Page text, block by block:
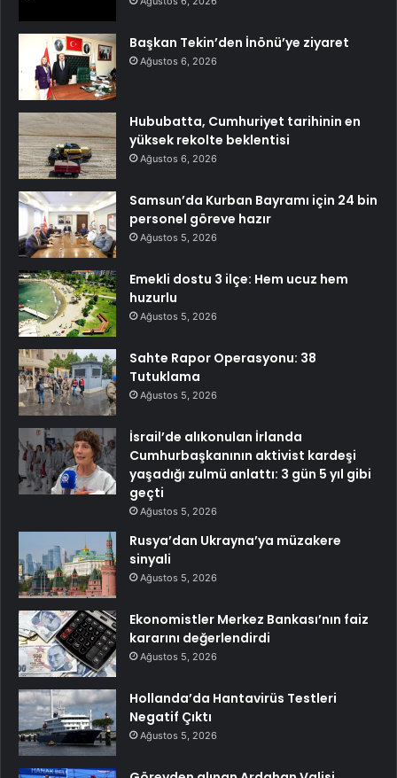
Başkan Tekin’den İnönü’ye ziyaret
Ağustos 6, 2026
Hububatta, Cumhuriyet tarihinin en
yüksek rekolte beklentisi
Ağustos 6, 2026
Samsun’da Kurban Bayramı için 24 bin
personel göreve hazır
Ağustos 5, 2026
Emekli dostu 3 ilçe: Hem ucuz hem
huzurlu
Ağustos 5, 2026
Sahte Rapor Operasyonu: 38
Tutuklama
Ağustos 5, 2026
İsrail’de alıkonulan İrlanda
Cumhurbaşkanının aktivist kardeşi
yaşadığı zulmü anlattı: 3 gün 5 yıl gibi
geçti
Ağustos 5, 2026
Rusya’dan Ukrayna’ya müzakere
sinyali
Ağustos 5, 2026
Ekonomistler Merkez Bankası’nın faiz
kararını değerlendirdi
Ağustos 5, 2026
Hollanda’da Hantavirüs Testleri
Negatif Çıktı
Ağustos 5, 2026